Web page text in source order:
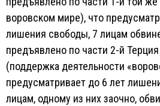
воровском мире), что
лишения свободы, 7 лицам
предъявлено по части 2-й Терция
(поддержка деятельности
предусматривает до 6 лет
лицам, одному из них заочно,